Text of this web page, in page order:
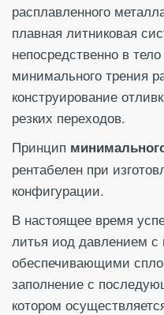
расплавленного
плавная литниковая
непосредственно в
минимального трения
конструирование
резких переходов.
Принцип
рентабелен при
конфигурации.
В настоящее время
литья иод давлением с
обеспечивающими
заполнение с
котором